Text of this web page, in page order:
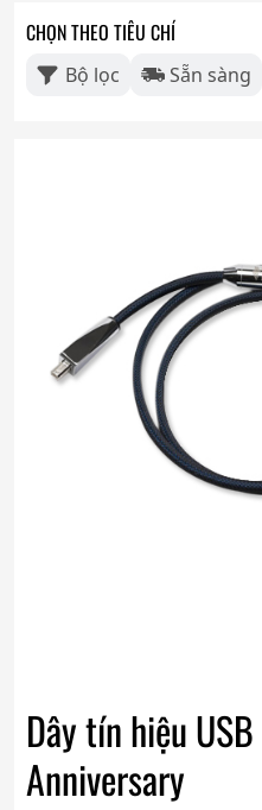
CHỌN THEO TIÊU CHÍ
Bộ lọc Sẵn sàng
Dây tín hiệu
Anniversary